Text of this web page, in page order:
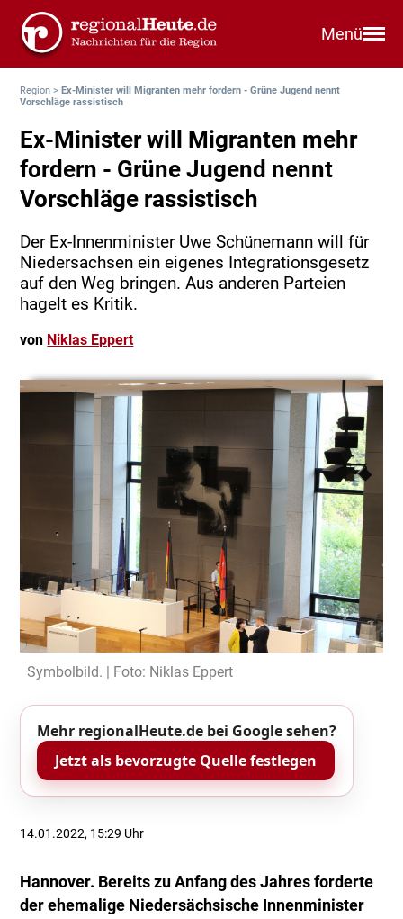
Menü
Region >Ex-Minister will Migranten mehr fordern - Grüne Jugend nennt
Vorschläge rassistisch
Ex-Minister will Migranten mehr
fordern - Grüne Jugend nennt
Vorschläge rassistisch
Der Ex-Innenminister Uwe Schünemann will für
Niedersachsen ein eigenes Integrationsgesetz
auf den Weg bringen. Aus anderen Parteien
hagelt es Kritik.
von Niklas Eppert
Symbolbild. | Foto: Niklas Eppert
Mehr regionalHeute.de bei Google sehen?
Jetzt als bevorzugte Quelle festlegen
14.01.2022, 15:29 Uhr
Hannover. Bereits zu Anfang des Jahres forderte
der ehemalige Niedersächsische Innenminister